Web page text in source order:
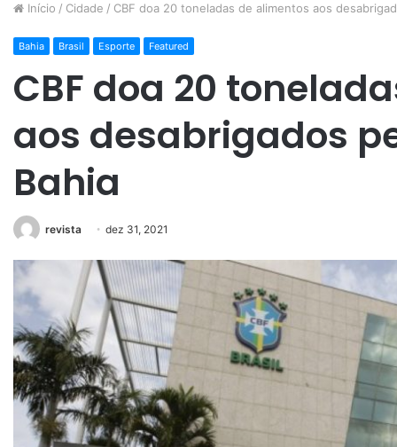
Início / Cidade / CBF doa 20 toneladas de alimentos aos
Bahia Brasil Esporte Featured
CBF doa 20
aos desabrigados
Bahia
revista dez 31, 2021